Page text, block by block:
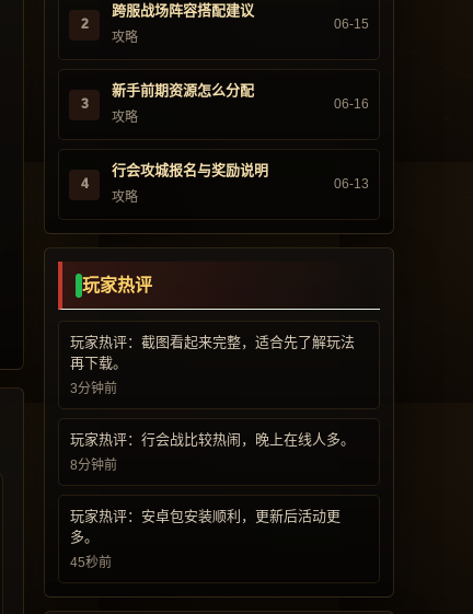
2
跨服战场阵容搭配建议
攻略
06-15
3
新手前期资源怎么分配
攻略
06-16
4
行会攻城报名与奖励说明
攻略
06-13
玩家热评
玩家热评：截图看起来完整，适合先了解玩法
再下载。
3分钟前
玩家热评：行会战比较热闹，晚上在线人多。
8分钟前
玩家热评：安卓包安装顺利，更新后活动更
多。
45秒前